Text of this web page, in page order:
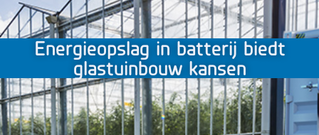
Energieopslag in batterij biedt
glastuinbouw kansen